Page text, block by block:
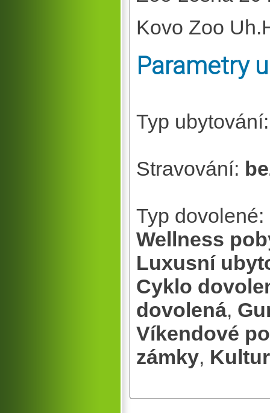
Kovo Zoo
Parametry
Typ
Stravování:
Typ dovolené:
Wellness
Luxusní
Cyklo
dovolená,
Víkendové
zámky,